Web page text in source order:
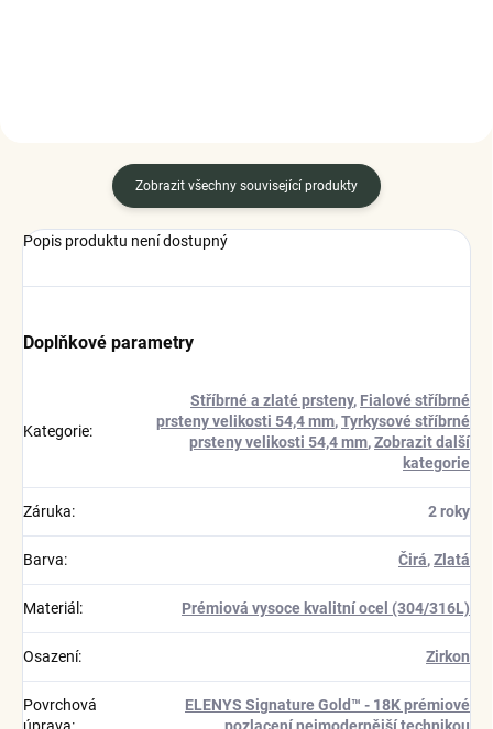
Zobrazit všechny související produkty
Popis produktu není dostupný
Doplňkové parametry
Kategorie:
Stříbrné a zlaté prsteny, Fialové stříbrné
prsteny velikosti 54,4 mm,Tyrkysové stříbrné
prsteny velikosti 54,4 mm,Zobrazit další
kategorie
Záruka: 2 roky
Barva: Čirá,Zlatá
Materiál : Prémiová vysoce kvalitní ocel (304/316L)
Osazení: Zirkon
Povrchová
ELENYS Signature Gold™ - 18K prémiové